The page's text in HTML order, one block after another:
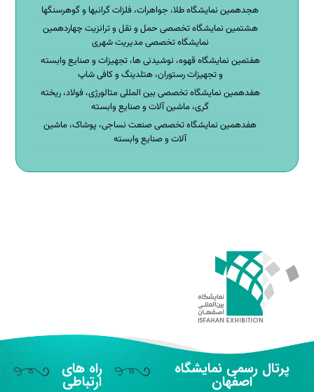
هجدهمین نمایشگاه طلا، جواهرات، فلزات گرانبها و گوهرسنگها
هشتمین نمایشگاه تخصصی حمل و نقل و ترانزیت چهاردهمین
نمایشگاه تخصصی مدیریت شهری
هفتمین نمایشگاه قهوه، نوشیدنی ها، تجهیزات و صنایع وابسته
و تجهیزات رستوران، هتلدینگ و کافی شاپ
هفدهمین نمایشگاه تخصصی بین المللی متالورژی، فولاد، ریخته
گری، ماشین آلات و صنایع وابسته
هفدهمین نمایشگاه تخصصی صنعت نساجی، پوشاک، ماشین
آلات و صنایع وابسته
پرتال رسمی نمایشگاه
اصفهان
راه های
ارتباطی